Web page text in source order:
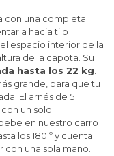
con una completa
hacia ti o
espacio interior de la
de la capota. Su
hasta los 22 kg
grande, para que tu
El arnés de 5
un solo
en nuestro carro
los 180 º y cuenta
una sola mano.